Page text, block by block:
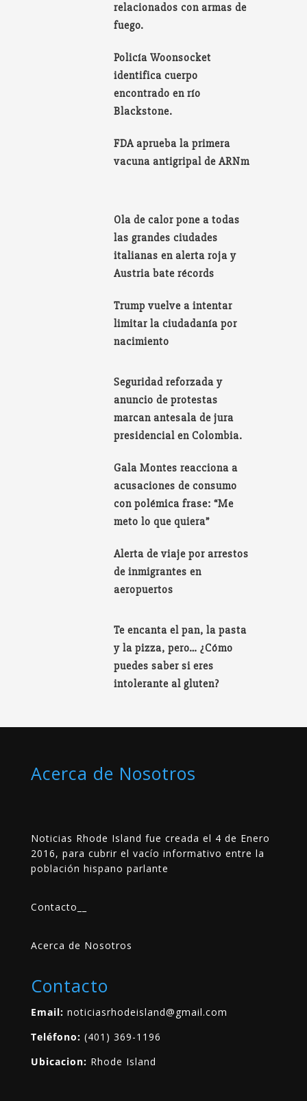
relacionados con armas de
fuego.
Policía Woonsocket
identifica cuerpo
encontrado en río
Blackstone.
FDA aprueba la primera
vacuna antigripal de ARNm
Ola de calor pone a todas
las grandes ciudades
italianas en alerta roja y
Austria bate récords
Trump vuelve a intentar
limitar la ciudadanía por
nacimiento
Seguridad reforzada y
anuncio de protestas
marcan antesala de jura
presidencial en Colombia.
Gala Montes reacciona a
acusaciones de consumo
con polémica frase: “Me
meto lo que quiera”
Alerta de viaje por arrestos
de inmigrantes en
aeropuertos
Te encanta el pan, la pasta
y la pizza, pero… ¿Cómo
puedes saber si eres
intolerante al gluten?
Acerca de Nosotros
Noticias Rhode Island fue creada el 4 de Enero
2016, para cubrir el vacío informativo entre la
población hispano parlante
Contacto
Acerca de Nosotros
Contacto
Email: noticiasrhodeisland@gmail.com
Teléfono: (401) 369-1196
Ubicacion: Rhode Island